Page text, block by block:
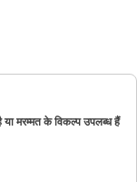
मरम्मत के विकल्प उपलब्ध हैं